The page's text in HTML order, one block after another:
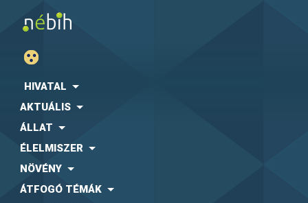
HIVATAL
AKTUÁLIS
ÁLLAT
ÉLELMISZER
NÖVÉNY
ÁTFOGÓ TÉMÁK